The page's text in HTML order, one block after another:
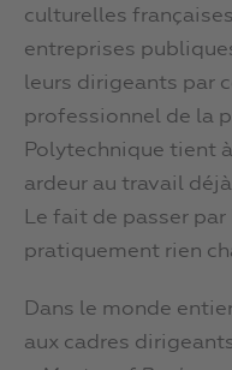
culturelles
entreprises
leurs dirigeants par
professionnel de la
Polytechnique tient
ardeur au travail déjà
Le fait de passer par
pratiquement rien
Dans le monde
aux cadres